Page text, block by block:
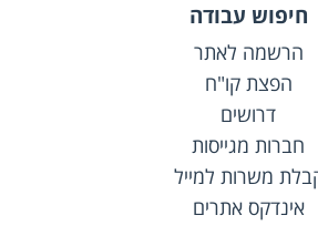
חיפוש עבודה
הרשמה לאתר
הפצת קו"ח
דרושים
חברות מגייסות
משרות למייל
אינדקס אתרים